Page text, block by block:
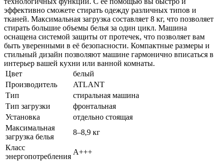
эффективно сможете стирать одежду различных типов и
тканей. Максимальная загрузка составляет 8 кг, что позволяет
стирать большие объемы белья за один цикл. Машина
оснащена системой защиты от протечек, что позволяет вам
быть уверенными в её безопасности. Компактные размеры и
стильный дизайн позволяют машине гармонично вписаться в
интерьер вашей кухни или ванной комнаты.
Цвет
белый
Производитель
ATLANT
Тип
стиральная машина
Тип загрузки
фронтальная
Установка
отдельно стоящая
Максимальная
загрузка белья
8–8,9 кг
Класс
энергопотребления
A+++